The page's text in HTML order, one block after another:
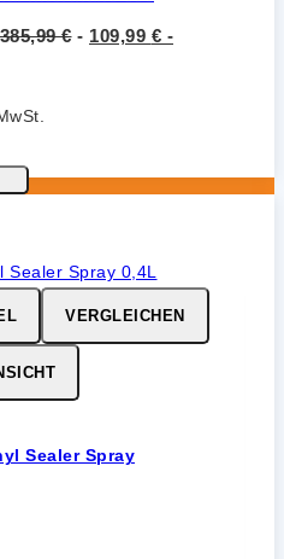
385,99€- 109,99 € -
VERGLEICHEN
Sealer Spray